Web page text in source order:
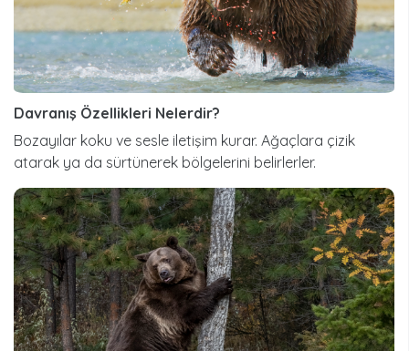
Davranış Özellikleri Nelerdir?
Bozayılar koku ve sesle iletişim kurar. Ağaçlara çizik
atarak ya da sürtünerek bölgelerini belirlerler.